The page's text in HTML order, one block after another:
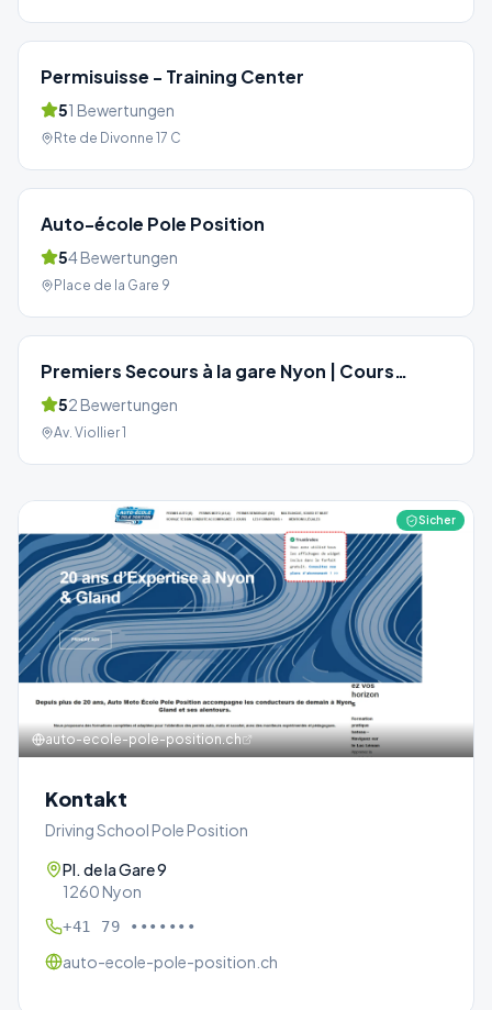
Permisuisse - Training Center
51 Bewertungen
Rte de Divonne 17 C
Auto-école Pole Position
54Bewertungen
Place de la Gare 9
Premiers Secours à la gare Nyon | Cours
permis de conduire
52 Bewertungen
Av. Viollier 1
Sicher
auto-ecole-pole-position.ch
Kontakt
Driving School Pole Position
Pl. de la Gare 9
1260 Nyon
+41 79 •••••••
auto-ecole-pole-position.ch